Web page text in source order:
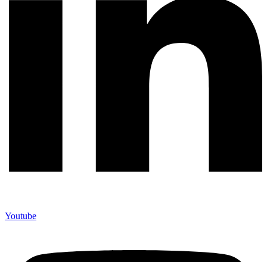
Youtube